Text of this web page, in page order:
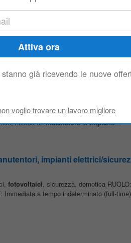
impianti elettrici/
fotovoltaici
a tempo indeterminato (full-time)
per conto di azienda cliente operante
ricerca unInstallatorediImpianti...
impianti elettrici/
fotovoltaici, sicurezza, domotica
a tempo indeterminato (full-
già ricevendo le nuove